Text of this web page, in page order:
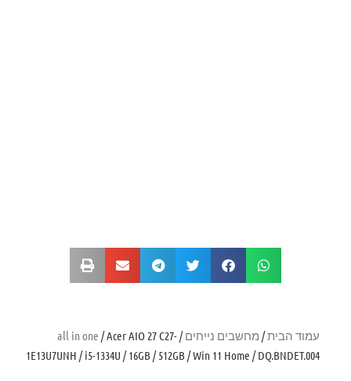
עמוד הבית/ מחשבים נייחים/
all in one / Acer AIO 27 C27-
1E13U7UNH / i5-1334U / 16GB / 512GB / Win 11 Home / DQ.BNDET.004